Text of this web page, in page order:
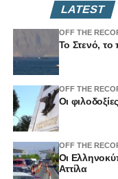
LATEST
OFF THE
Το Στενό, το
OFF THE
Οι
OFF THE
Οι
Αττίλα